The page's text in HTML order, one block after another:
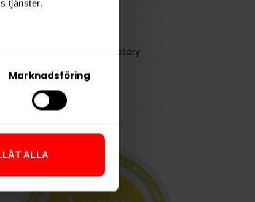
tjänster.
Marknadsföring
ALLA
Another Snus Factory